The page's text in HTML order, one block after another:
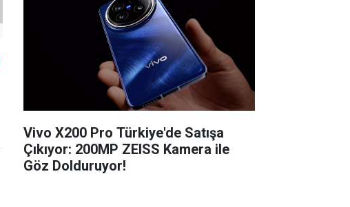
Vivo X200 Pro Türkiye'de Satışa
Çıkıyor: 200MP ZEISS Kamera ile
Göz Dolduruyor!